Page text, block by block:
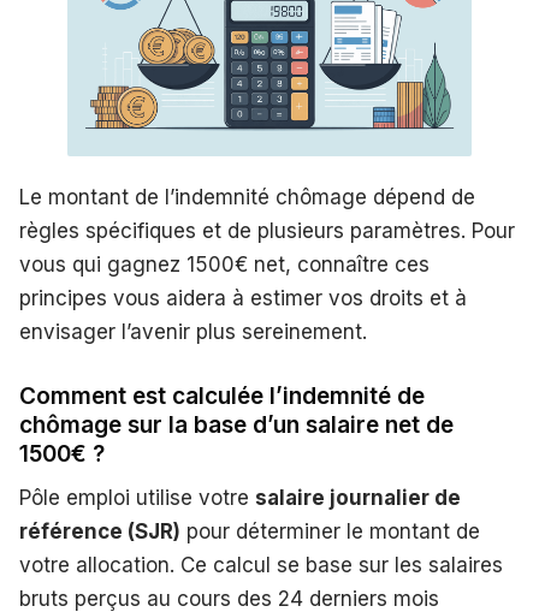
Le montant de l’indemnité chômage dépend de
règles spécifiques et de plusieurs paramètres. Pour
vous qui gagnez 1500€ net, connaître ces
principes vous aidera à estimer vos droits et à
envisager l’avenir plus sereinement.
Comment est calculée l’indemnité de
chômage sur la base d’un salaire net de
1500€ ?
Pôle emploi utilise votre salaire journalier de
référence (SJR) pour déterminer le montant de
votre allocation. Ce calcul se base sur les salaires
bruts perçus au cours des 24 derniers mois